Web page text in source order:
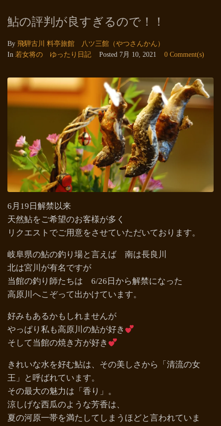
鮎の評判が良すぎるので！！
By 飛騨古川 料亭旅館 八ツ三館（やつさんかん）
In 若女将の ゆったり日記 Posted 7月 10, 2021 0 Comment(s)
6月19日解禁以来
天然鮎をご希望のお客様が多く
リクエストでご用意をさせていただいております。
岐阜県の鮎の釣り場と言えば 南は長良川
北は宮川が有名ですが
当館の釣り師たちは 6/26日から解禁になった
高原川へこぞって出かけています。
好みもあるかもしれませんが
やっぱり私も高原川の鮎が好き
そして当館の焼き方が好き
きれいな水を好む鮎は、その美しさから「清流の女
王」と呼ばれています。
その最大の魅力は「香り」。
涼しげな西瓜のような芳香は、
夏の河原一帯を満たしてしまうほどと言われていま